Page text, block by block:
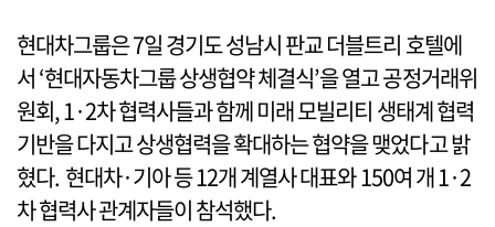
현대차그룹은 7일 경기도 성남시 판교 더블트리 호텔에
서 ‘현대자동차그룹 상생협약 체결식’을 열고 공정거래위
원회, 1·2차 협력사들과 함께 미래 모빌리티 생태계 협력
기반을 다지고 상생협력을 확대하는 협약을 맺었다고 밝
혔다. 현대차·기아 등 12개 계열사 대표와 150여 개 1·2
차 협력사 관계자들이 참석했다.